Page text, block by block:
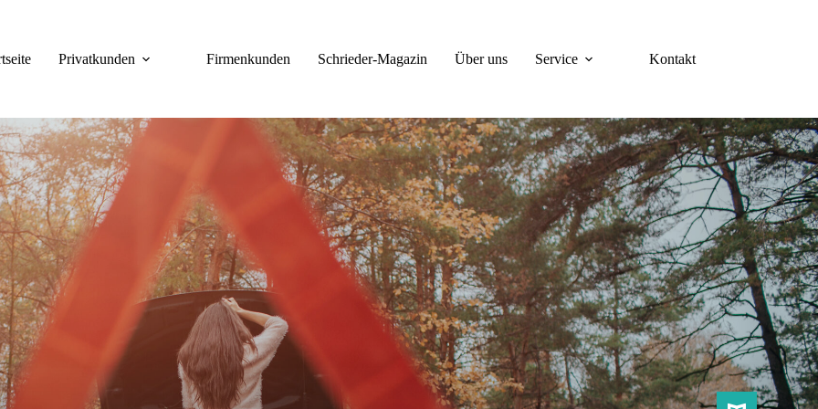
Privatkunden Firmenkunden Schrieder-Magazin Über uns Service Kontakt